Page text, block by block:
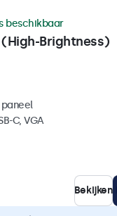
Brightness)
beschikbaar
C, VGA
Bekijken